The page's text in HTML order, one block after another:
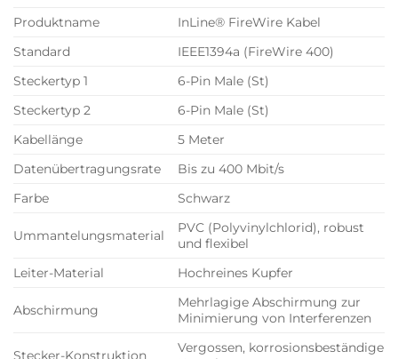
Produktname
InLine® FireWire Kabel
Standard
IEEE1394a (FireWire 400)
Steckertyp 1
6-Pin Male (St)
Steckertyp 2
6-Pin Male (St)
Kabellänge
5 Meter
Datenübertragungsrate
Bis zu 400 Mbit/s
Farbe
Schwarz
Ummantelungsmaterial
PVC (Polyvinylchlorid), robust
und flexibel
Leiter-Material
Hochreines Kupfer
Abschirmung
Mehrlagige Abschirmung zur
Minimierung von Interferenzen
Stecker-Konstruktion
Vergossen, korrosionsbeständige